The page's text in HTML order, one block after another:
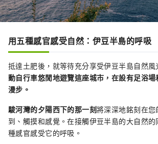
用五種感官感受自然：伊豆半島的呼吸
抵達土肥後，就等待充分享受伊豆半島自然風
動自行車悠閒地遊覽這座城市，在設有足浴
漫步。
駿河灣的夕陽西下的那一刻將深深地銘刻在
到、觸摸和感覺。在接觸伊豆半島的大自然
種感官感受它的呼吸。